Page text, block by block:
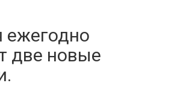
ежегодно
две новые